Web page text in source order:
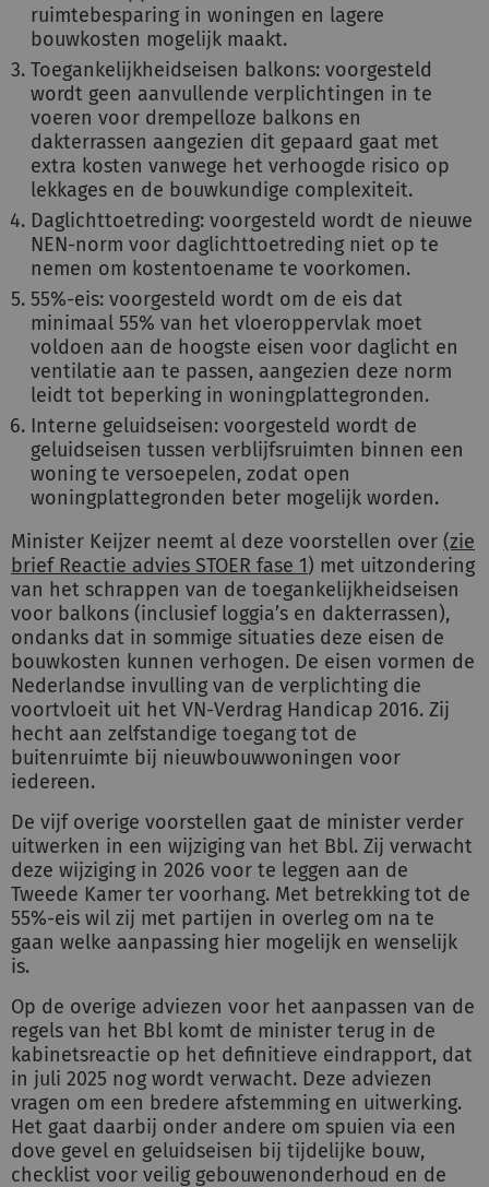
ruimtebesparing in woningen en lagere
bouwkosten mogelijk maakt.
Toegankelijkheidseisen balkons: voorgesteld
wordt geen aanvullende verplichtingen in te
voeren voor drempelloze balkons en
dakterrassen aangezien dit gepaard gaat met
extra kosten vanwege het verhoogde risico op
lekkages en de bouwkundige complexiteit.
Daglichttoetreding: voorgesteld wordt de nieuwe
NEN-norm voor daglichttoetreding niet op te
nemen om kostentoename te voorkomen.
55%-eis: voorgesteld wordt om de eis dat
minimaal 55% van het vloeroppervlak moet
voldoen aan de hoogste eisen voor daglicht en
ventilatie aan te passen, aangezien deze norm
leidt tot beperking in woningplattegronden.
Interne geluidseisen: voorgesteld wordt de
geluidseisen tussen verblijfsruimten binnen een
woning te versoepelen, zodat open
woningplattegronden beter mogelijk worden.
Minister Keijzer neemt al deze voorstellen over (zie
brief Reactie advies STOER fase 1) met uitzondering
van het schrappen van de toegankelijkheidseisen
voor balkons (inclusief loggia’s en dakterrassen),
ondanks dat in sommige situaties deze eisen de
bouwkosten kunnen verhogen. De eisen vormen de
Nederlandse invulling van de verplichting die
voortvloeit uit het VN-Verdrag Handicap 2016. Zij
hecht aan zelfstandige toegang tot de
buitenruimte bij nieuwbouwwoningen voor
iedereen.
De vijf overige voorstellen gaat de minister verder
uitwerken in een wijziging van het Bbl. Zij verwacht
deze wijziging in 2026 voor te leggen aan de
Tweede Kamer ter voorhang. Met betrekking tot de
55%-eis wil zij met partijen in overleg om na te
gaan welke aanpassing hier mogelijk en wenselijk
is.
Op de overige adviezen voor het aanpassen van de
regels van het Bbl komt de minister terug in de
kabinetsreactie op het definitieve eindrapport, dat
in juli 2025 nog wordt verwacht. Deze adviezen
vragen om een bredere afstemming en uitwerking.
Het gaat daarbij onder andere om spuien via een
dove gevel en geluidseisen bij tijdelijke bouw,
checklist voor veilig gebouwenonderhoud en de